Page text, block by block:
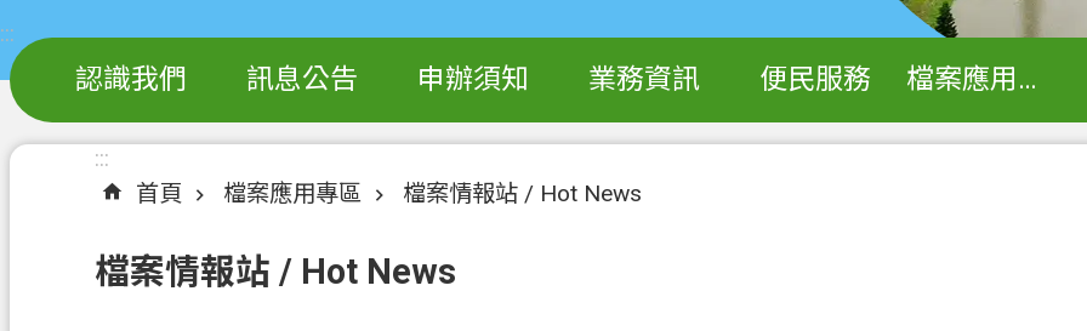
:::
認識我們 訊息公告 申辦須知 業務資訊 便民服務 檔案應用專區
:::
首頁
檔案應用專區 檔案情報站 / Hot News
檔案情報站 / Hot News